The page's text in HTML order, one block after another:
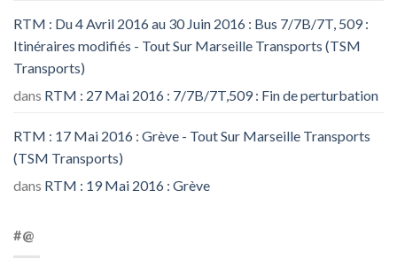
RTM : Du 4 Avril 2016 au 30 Juin 2016 : Bus 7/7B/7T, 509 :
Itinéraires modifiés - Tout Sur Marseille Transports (TSM
Transports)
dans RTM : 27 Mai 2016 : 7/7B/7T,509 : Fin de perturbation
RTM : 17 Mai 2016 : Grève - Tout Sur Marseille Transports
(TSM Transports)
dans RTM : 19 Mai 2016 : Grève
#@